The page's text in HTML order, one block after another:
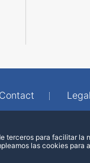
Contact
terceros para facilitar
las cookies